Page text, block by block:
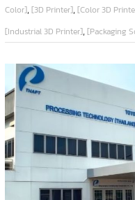
Color],[3D Printer],[Color 3D
[Industrial 3D Printer],[Packaging